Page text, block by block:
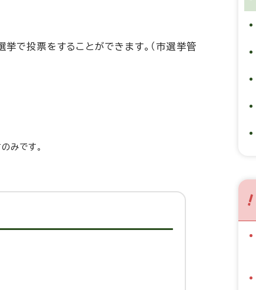
で投票をすることができます。（市選挙管
みです。